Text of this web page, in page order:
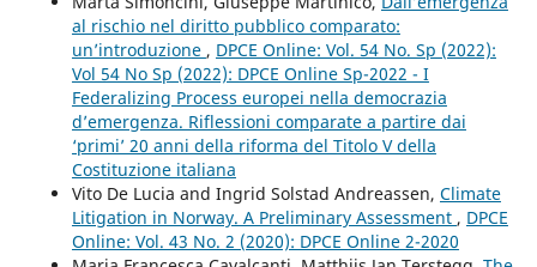
al rischio nel diritto pubblico comparato:
un’introduzione , DPCE Online: Vol. 54 No. Sp (2022):
Vol 54 No Sp (2022): DPCE Online Sp-2022 - I
Federalizing Process europei nella democrazia
d’emergenza. Riflessioni comparate a partire dai
‘primi’ 20 anni della riforma del Titolo V della
Costituzione italiana
Vito De Lucia and Ingrid Solstad Andreassen, Climate
Litigation in Norway. A Preliminary Assessment , DPCE
Online: Vol. 43 No. 2 (2020): DPCE Online 2-2020